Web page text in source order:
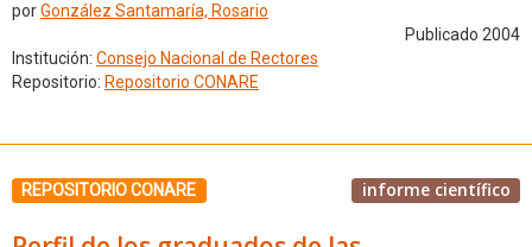
porGonzález Santamaría, Rosario
Publicado 2004
Institución: Consejo Nacional de Rectores
Repositorio: Repositorio CONARE
REPOSITORIO CONARE informe científico